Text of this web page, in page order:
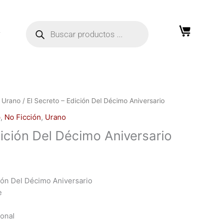
productos
Urano / El Secreto – Edición Del Décimo Aniversario
, No Ficción, Urano
Del Décimo Aniversario
Del Décimo Aniversario